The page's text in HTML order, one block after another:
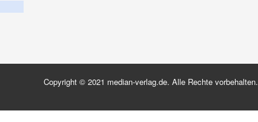
Copyright © 2021 median-verlag.de. Alle Rechte vorbehalten.